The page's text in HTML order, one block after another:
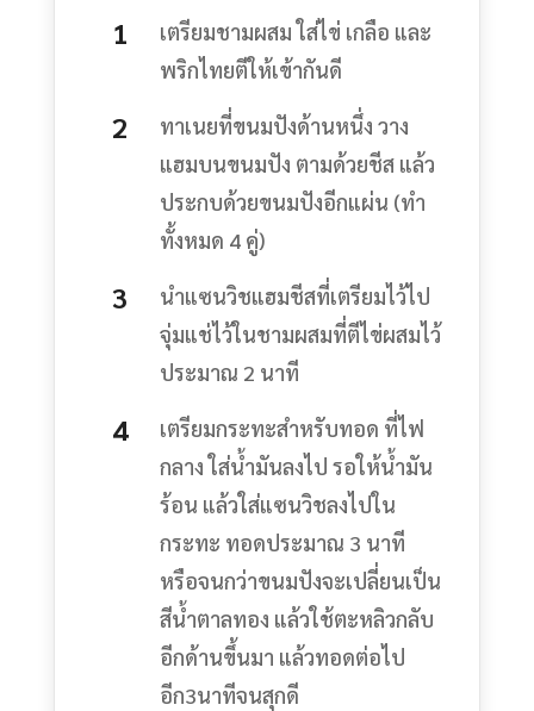
เตรียมชามผสม ใส่ไข่ เกลือ และ
พริกไทยตีให้เข้ากันดี
ทาเนยที่ขนมปังด้านหนึ่ง วาง
แฮมบนขนมปัง ตามด้วยชีส แล้ว
ประกบด้วยขนมปังอีกแผ่น (ทำ
ทั้งหมด 4 คู่)
นำแซนวิชแฮมชีสที่เตรียมไว้ไป
จุ่มแช่ไว้ในชามผสมที่ตีไข่ผสมไว้
ประมาณ 2 นาที
เตรียมกระทะสำหรับทอด ที่ไฟ
กลาง ใส่น้ำมันลงไป รอให้น้ำมัน
ร้อน แล้วใส่แซนวิชลงไปใน
กระทะ ทอดประมาณ 3 นาที
หรือจนกว่าขนมปังจะเปลี่ยนเป็น
สีน้ำตาลทอง แล้วใช้ตะหลิวกลับ
อีกด้านขึ้นมา แล้วทอดต่อไป
อีก3นาทีจนสุกดี